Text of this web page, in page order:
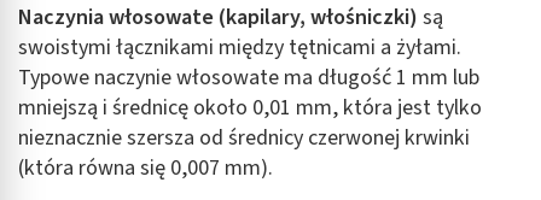
Naczynia włosowate (kapilary, włośniczki) są
swoistymi łącznikami między tętnicami a żyłami.
Typowe naczynie włosowate ma długość 1 mm lub
mniejszą i średnicę około 0,01 mm, która jest tylko
nieznacznie szersza od średnicy czerwonej krwinki
(która równa się 0,007 mm).
Niezbędne
Wydajność (Performance)
Reklama / śledzenie